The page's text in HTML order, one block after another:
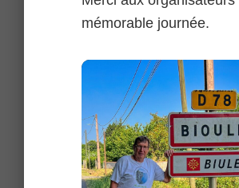
mémorable journée.